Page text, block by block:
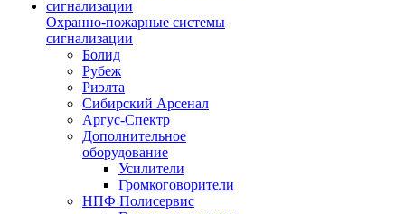
Охранно-пожарные системы
сигнализации
Болид
Рубеж
Риэлта
Сибирский Арсенал
Аргус-Спектр
Дополнительное
оборудование
Усилители
Громкоговорители
НПФ Полисервис